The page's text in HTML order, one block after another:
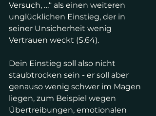
Versuch, …“ als einen weiteren
unglücklichen Einstieg, der in
seiner Unsicherheit wenig
Vertrauen weckt (S.64).
Dein Einstieg soll also nicht
staubtrocken sein - er soll aber
genauso wenig schwer im Magen
liegen, zum Beispiel wegen
Übertreibungen, emotionalen